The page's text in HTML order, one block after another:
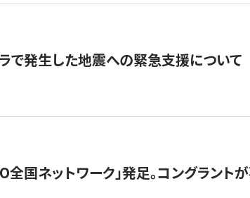
で発生した地震への緊急支援について
国ネットワーク」発足。コングラント